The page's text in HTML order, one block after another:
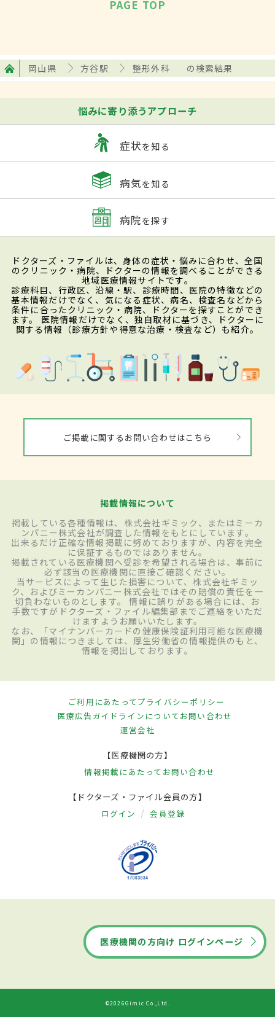
PAGE TOP
岡山県 方谷駅 整形外科 の検索結果
悩みに寄り添うアプローチ
症状を知る
病気を知る
病院を探す
ドクターズ・ファイルは、身体の症状・悩みに合わせ、全国
のクリニック・病院、ドクターの情報を調べることができる
地域医療情報サイトです。
診療科目、行政区、沿線・駅、診療時間、医院の特徴などの
基本情報だけでなく、気になる症状、病名、検査名などから
条件に合ったクリニック・病院、ドクターを探すことができ
ます。 医院情報だけでなく、独自取材に基づき、ドクターに
関する情報（診療方針や得意な治療・検査など）も紹介。
ご掲載に関するお問い合わせはこちら
掲載情報について
掲載している各種情報は、株式会社ギミック、またはミーカ
ンパニー株式会社が調査した情報をもとにしています。
出来るだけ正確な情報掲載に努めておりますが、内容を完全
に保証するものではありません。
掲載されている医療機関へ受診を希望される場合は、事前に
必ず該当の医療機関に直接ご確認ください。
当サービスによって生じた損害について、株式会社ギミッ
ク、およびミーカンパニー株式会社ではその賠償の責任を一
切負わないものとします。 情報に誤りがある場合には、お
手数ですがドクターズ・ファイル編集部までご連絡をいただ
けますようお願いいたします。
なお、「マイナンバーカードの健康保険証利用可能な医療機
関」の情報につきましては、厚生労働省の情報提供のもと、
情報を掲出しております。
ご利用にあたってプライバシーポリシー
医療広告ガイドラインについてお問い合わせ
運営会社
【医療機関の方】
情報掲載にあたって お問い合わせ
【ドクターズ・ファイル会員の方】
ログイン 会員登録
医療機関の方向け ログインページ
©2026Gimic Co.,Ltd.